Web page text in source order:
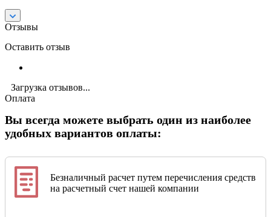
Отзывы
Оставить отзыв
Загрузка отзывов...
Оплата
Вы всегда можете выбрать один из наиболее
удобных вариантов оплаты:
Безналичный расчет путем перечисления средств
на расчетный счет нашей компании